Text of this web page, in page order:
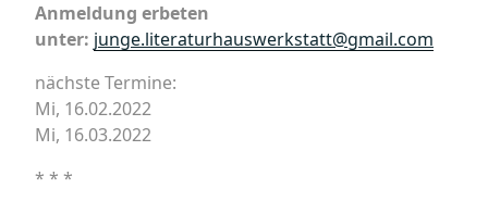
Anmeldung erbeten
unter: junge.literaturhauswerkstatt@gmail.com
nächste Termine:
Mi, 16.02.2022
Mi, 16.03.2022
* * *